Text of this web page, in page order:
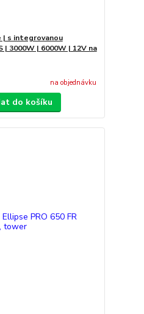
| s integrovanou
| 3000W | 6000W | 12V na
na objednávku
do košíku